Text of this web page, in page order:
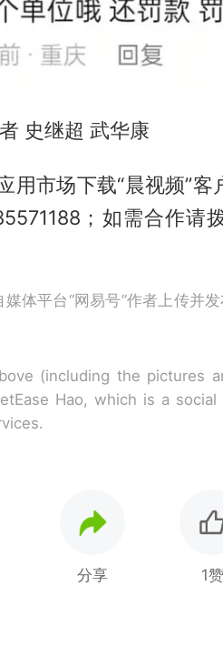
史继超 武华康
用市场下载“晨视频”客
；如需合作请
体平台“网易号”作者上传并
(including the pictures
Hao, which is a
分享 1赞